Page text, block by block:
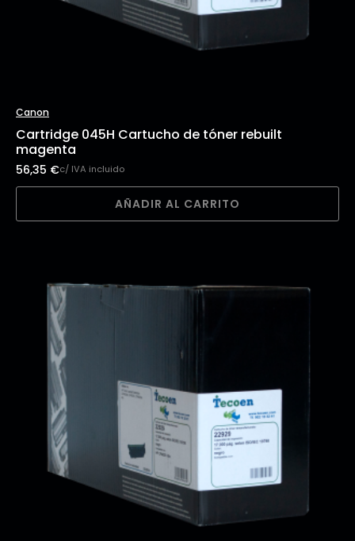
Canon
Cartridge 045H Cartucho de tóner rebuilt
magenta
56,35 €c/ IVA incluido
AÑADIR AL CARRITO